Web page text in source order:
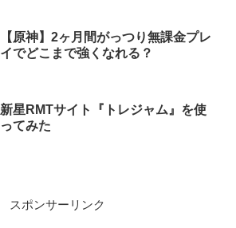
【原神】2ヶ月間がっつり無課金プレ
イでどこまで強くなれる？
新星RMTサイト『トレジャム』を使
ってみた
スポンサーリンク